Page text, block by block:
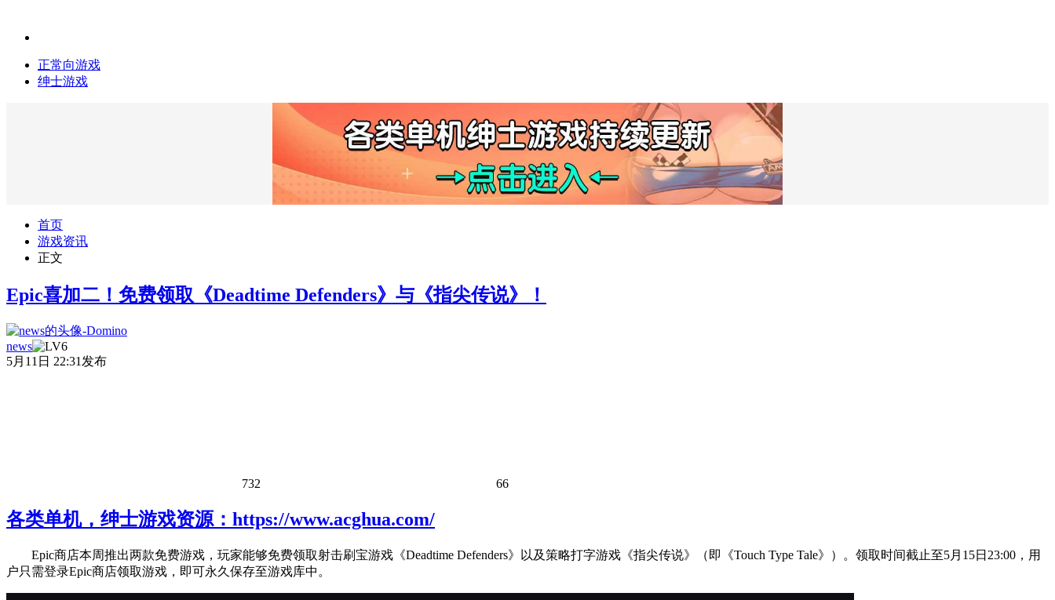
正常向游戏
绅士游戏
首页
游戏资讯
正文
Epic喜加二！免费领取《Deadtime Defenders》与《指尖传说》！
news
5月11日 22:31发布
732 66
各类单机，绅士游戏资源：https://www.acghua.com/
Epic商店本周推出两款免费游戏，玩家能够免费领取射击刷宝游戏《Deadtime Defenders》以及策略打字游戏《指尖传说》（即《Touch Type Tale》）。领取时间截止至5月15日23:00，用
户只需登录Epic商店领取游戏，即可永久保存至游戏库中。